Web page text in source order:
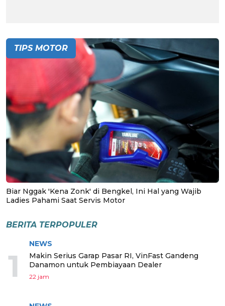
TIPS MOTOR
Biar Nggak 'Kena Zonk' di Bengkel, Ini Hal yang Wajib
Ladies Pahami Saat Servis Motor
BERITA TERPOPULER
1
NEWS
Makin Serius Garap Pasar RI, VinFast Gandeng
Danamon untuk Pembiayaan Dealer
22 jam